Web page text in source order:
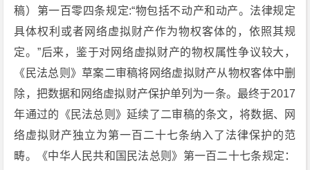
稿）第一百零四条规定:“物包括不动产和动产。法律规定
具体权利或者网络虚拟财产作为物权客体的，依照其规
定。”后来，鉴于对网络虚拟财产的物权属性争议较大，
《民法总则》草案二审稿将网络虚拟财产从物权客体中删
除，把数据和网络虚拟财产保护单列为一条。最终于2017
年通过的《民法总则》延续了二审稿的条文，将数据、网
络虚拟财产独立为第一百二十七条纳入了法律保护的范
畴。《中华人民共和国民法总则》第一百二十七条规定：